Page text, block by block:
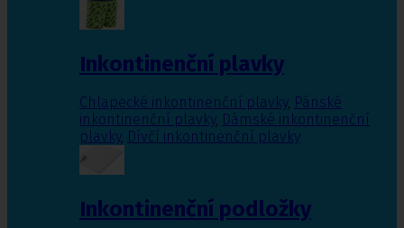
Inkontinenční plavky
Chlapecké inkontinenční plavky, Pánské
inkontinenční plavky, Dámské inkontinenční
plavky, Dívčí inkontinenční plavky
Inkontinenční podložky